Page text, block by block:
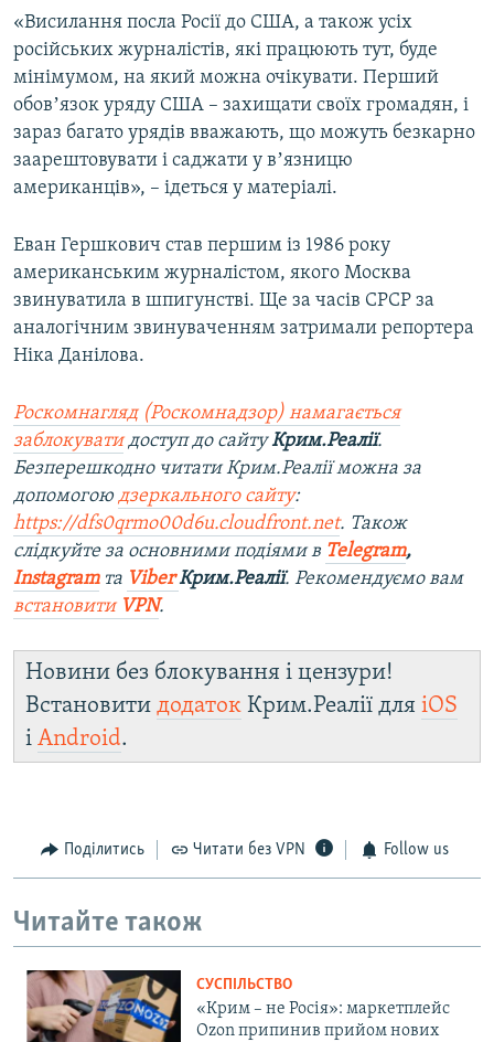
«Висилання посла Росії до США, а також усіх
російських журналістів, які працюють тут, буде
мінімумом, на який можна очікувати. Перший
обовʼязок уряду США – захищати своїх громадян, і
зараз багато урядів вважають, що можуть безкарно
заарештовувати і саджати у вʼязницю
американців», – ідеться у матеріалі.
Еван Гершкович став першим із 1986 року
американським журналістом, якого Москва
звинуватила в шпигунстві. Ще за часів СРСР за
аналогічним звинуваченням затримали репортера
Ніка Данілова.
Роскомнагляд (Роскомнадзор) намагається
заблокуватидоступ до сайтуКрим.Реалії.
Безперешкодно читати Крим.Реалії можна за
допомогою дзеркального сайту:
https://dfs0qrmo00d6u.cloudfront.net. Також
слідкуйте за основними подіями в Telegram,
Instagramта ViberКрим.Реалії. Рекомендуємо вам
встановити VPN.
Новини без блокування і цензури!
Встановити додаток Крим.Реалії для iOS
і Android.
Поділитись Читати без VPN Follow us
Читайте також
СУСПІЛЬСТВО
«Крим – не Росія»: маркетплейс
Ozon припинив прийом нових